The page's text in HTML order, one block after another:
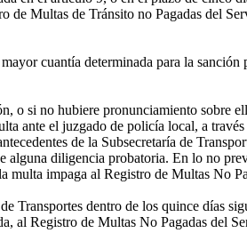
de Multas de Tránsito no Pagadas del
cuantía determinada para la sanción
si no hubiere pronunciamiento sobre
ante el juzgado de policía local, a
de la Subsecretaría de
diligencia probatoria. En lo no
impaga al Registro de Multas No
dentro de los quince días
al Registro de Multas No Pagadas del